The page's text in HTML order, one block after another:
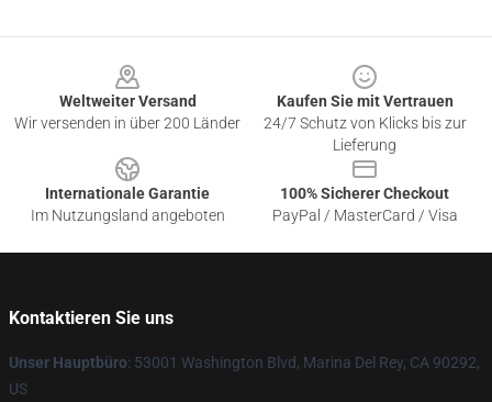
Weltweiter Versand
Wir versenden in über 200 Länder
Kaufen Sie mit Vertrauen
24/7 Schutz von Klicks bis zur
Lieferung
Internationale Garantie
Im Nutzungsland angeboten
100% Sicherer Checkout
PayPal / MasterCard / Visa
Kontaktieren Sie uns
Unser Hauptbüro: 53001 Washington Blvd, Marina Del Rey, CA 90292,
US